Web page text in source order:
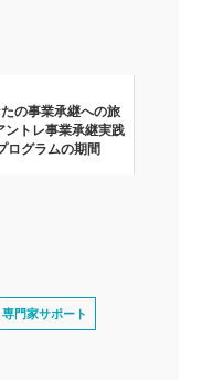
の事業承継への旅
ントレ事業承継実践
ログラムの期間
専門家サポート